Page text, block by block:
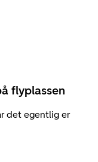
flyplassen
det egentlig er